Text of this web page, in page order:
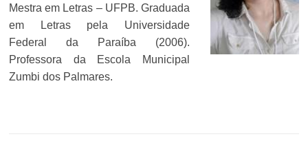
Mestra em Letras – UFPB. Graduada
em Letras pela Universidade
Federal da Paraíba (2006).
Professora da Escola Municipal
Zumbi dos Palmares.